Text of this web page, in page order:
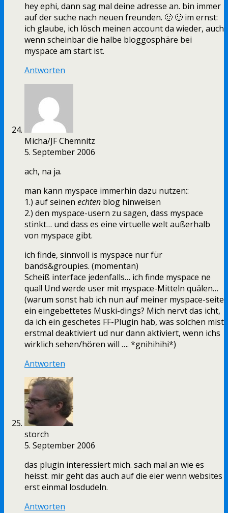
hey ephi, dann sag mal deine adresse an. bin immer
auf der suche nach neuen freunden. 🙂 🙂 im ernst:
ich glaube, ich lösch meinen account da wieder, auch
wenn scheinbar die halbe bloggosphäre bei
myspace am start ist.
Antworten
Micha/JF Chemnitz
5. September 2006
ach, na ja.
man kann myspace immerhin dazu nutzen::
1.) auf seinen echten blog hinweisen
2.) den myspace-usern zu sagen, dass myspace
stinkt… und dass es eine virtuelle welt außerhalb
von myspace gibt.
ich finde, sinnvoll is myspace nur für
bands&groupies. (momentan)
Scheiß interface jedenfalls… ich finde myspace ne
qual! Und werde user mit myspace-Mitteln quälen…
(warum sonst hab ich nun auf meiner myspace-seite
ein eingebettetes Muski-dings? Mich nervt das icht,
da ich ein geschetes FF-Plugin hab, was solchen mist
erstmal deaktiviert ud nur dann aktiviert, wenn ichs
wirklich sehen/hören will …. *gnihihihi*)
Antworten
storch
5. September 2006
das plugin interessiert mich. sach mal an wie es
heisst. mir geht das auch auf die eier wenn websites
erst einmal losdudeln.
Antworten